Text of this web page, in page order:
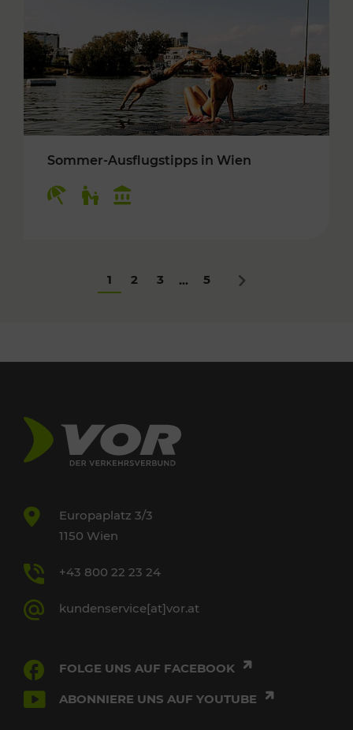
Sommer-Ausflugstipps in Wien
1 2 3 ... 5 Nächstes
Europaplatz 3/3
1150 Wien
+43 800 22 23 24
kundenservice[at]vor.at
FOLGE UNS AUF FACEBOOK
ABONNIERE UNS AUF YOUTUBE